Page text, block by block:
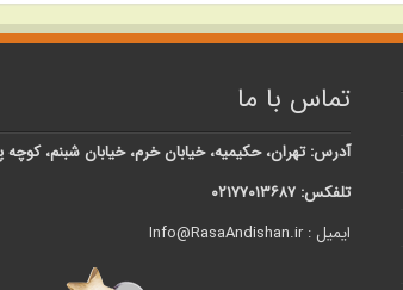
تماس با ما
آدرس: تهران، حکیمیه، خیابان خرم، خیابان شبنم، کوچه پگاه ۶، پلاک ۱۱ و ۱۳،
تلفکس: ۰۲۱۷۷۰۱۳۶۸۷
ایمیل : Info@RasaAndishan.ir